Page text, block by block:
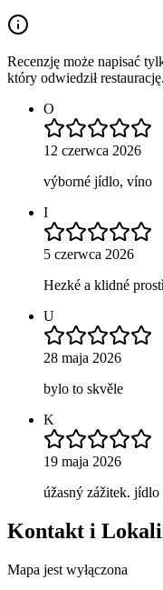
Recenzję może napisać
który odwiedził restaurację.
O
12 czerwca 2026
výborné jídlo, víno
I
5 czerwca 2026
Hezké a klidné
U
28 maja 2026
bylo to skvěle
K
19 maja 2026
úžasný zážitek.
Kontakt i
Mapa jest wyłączona